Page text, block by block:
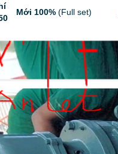
Mới 100% (Full set)